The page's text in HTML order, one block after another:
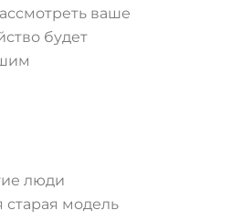
ваше
будет
люди
модель